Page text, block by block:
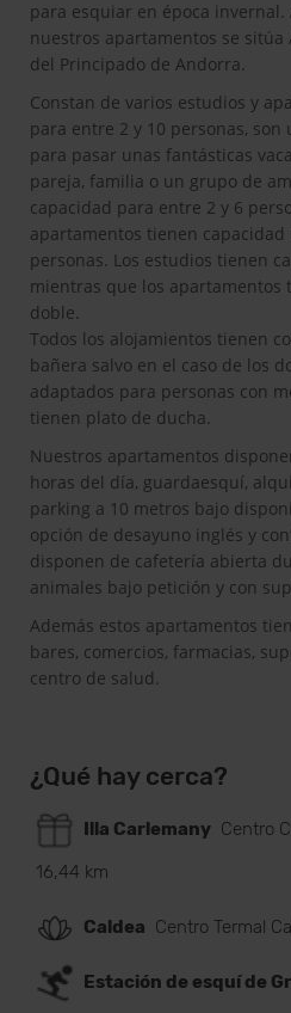
para esquiar en época
nuestros apartamentos se sitúa
del Principado de Andorra.
Constan de varios estudios y
para entre 2 y 10 personas,
para pasar unas fantásticas
pareja, familia o un grupo de
capacidad para entre 2 y 6
apartamentos tienen capacidad
personas. Los estudios tienen
mientras que los apartamentos
doble.
Todos los alojamientos tienen
bañera salvo en el caso de los
adaptados para personas con
tienen plato de ducha.
Nuestros apartamentos
horas del día, guardaesquí,
parking a 10 metros bajo
opción de desayuno inglés y
disponen de cafetería abierta
animales bajo petición y con
Además estos apartamentos
bares, comercios, farmacias,
centro de salud.
¿Qué hay cerca?
Illa Carlemany Centro
16,44 km
Caldea Centro Termal
Estación de esquí de